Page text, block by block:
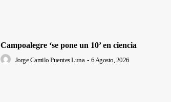
Campoalegre ‘se pone un 10’ en ciencia
Jorge Camilo Puentes Luna - 6 Agosto, 2026